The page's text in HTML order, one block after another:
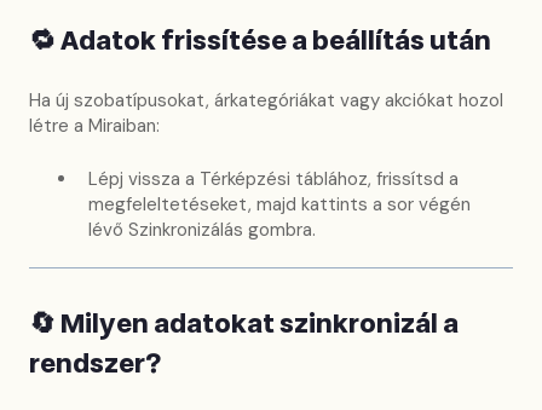
🔁 Adatok frissítése a beállítás után
Ha új szobatípusokat, árkategóriákat vagy akciókat hozol
létre a Miraiban:
Lépj vissza a Térképzési táblához, frissítsd a
megfeleltetéseket, majd kattints a sor végén
lévő Szinkronizálás gombra.
🔄 Milyen adatokat szinkronizál a
rendszer?